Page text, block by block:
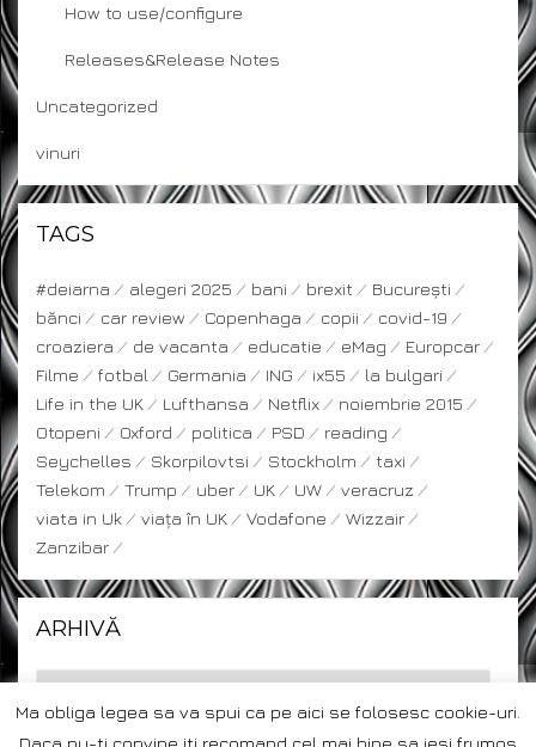
How to use/configure
Releases&Release Notes
Uncategorized
vinuri
TAGS
#deiarna alegeri 2025 bani brexit
București
bănci
car review Copenhaga copii
covid-19
croaziera
de vacanta educatie eMag
Europcar
Filme
fotbal Germania ING ix55
la bulgari
Life in the UK
Lufthansa Netflix
noiembrie 2015
Otopeni
Oxford politica PSD
reading
Seychelles
Skorpilovtsi Stockholm
taxi
Telekom
Trump uber UK UW
veracruz
viata in Uk
viața în UK Vodafone
Wizzair
Zanzibar
ARHIVĂ
Ma obliga legea sa va spui ca pe aici se folosesc cookie-uri.
Daca nu-ti convine iti recomand cel mai bine sa iesi frumos